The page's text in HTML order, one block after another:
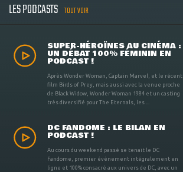
LES PODCASTS TOUT VOIR
SUPER-HÉROÏNES AU CINÉMA :
UN DÉBAT 100% FÉMININ EN
PODCAST !
Après Wonder Woman, Captain Marvel, et le récent
film Birds of Prey, mais aussi avec la venue proche
de Black Widow, Wonder Woman 1984 et un casting
très diversifié pour The Eternals, les ...
DC FANDOME : LE BILAN EN
PODCAST !
Au cours du weekend passé se tenait le DC
Fandome, premier évènement intégralement en
ligne et 100% consacré aux univers de DC, avec un